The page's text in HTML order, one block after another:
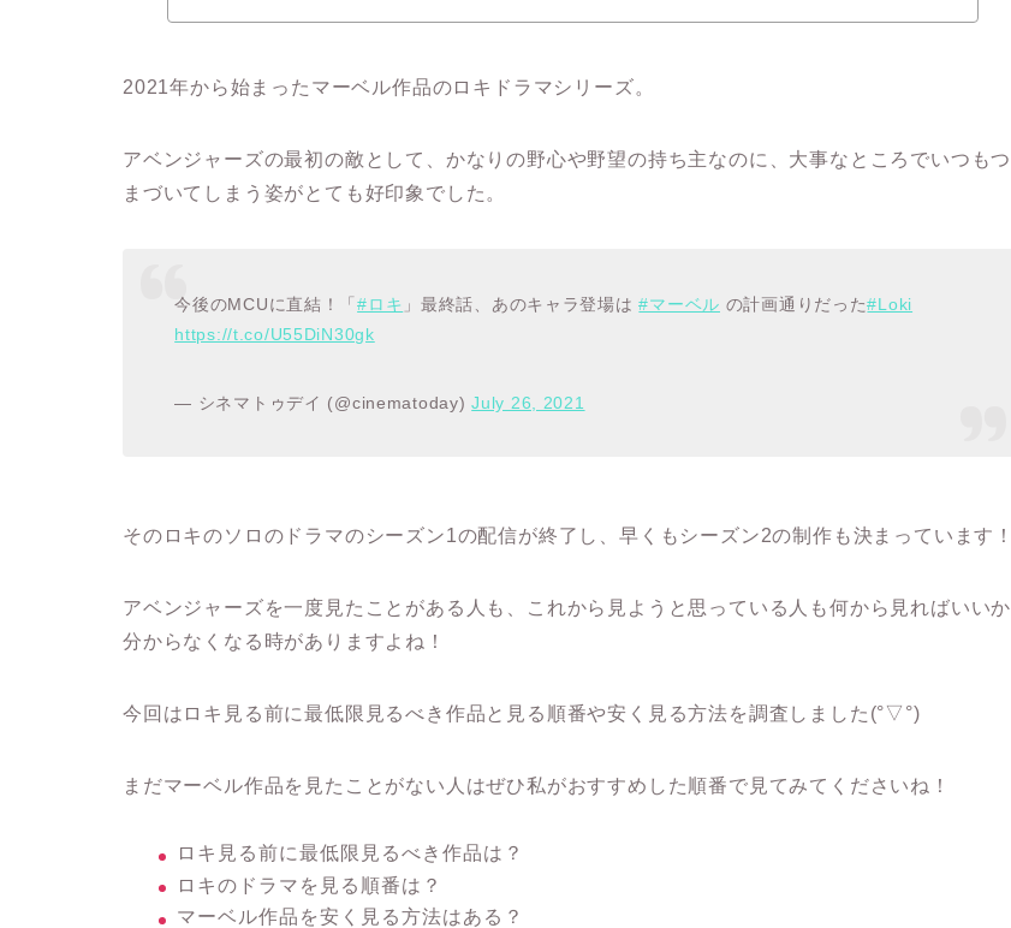
2021年から始まったマーベル作品のロキドラマシリーズ。
アベンジャーズの最初の敵として、かなりの野心や野望の持ち主なのに、大事なところでいつもつ
まづいてしまう姿がとても好印象でした。
今後のMCUに直結！「#ロキ 」最終話、あのキャラ登場は#マーベル の計画通りだった#Loki
https://t.co/U55DiN30gk
— シネマトゥデイ (@cinematoday)July 26, 2021
そのロキのソロのドラマのシーズン1の配信が終了し、早くもシーズン2の制作も決まっています！
アベンジャーズを一度見たことがある人も、これから見ようと思っている人も何から見ればいいか
分からなくなる時がありますよね！
今回はロキ見る前に最低限見るべき作品と見る順番や安く見る方法を調査しました(°▽°)
まだマーベル作品を見たことがない人はぜひ私がおすすめした順番で見てみてくださいね！
ロキ見る前に最低限見るべき作品は？
ロキのドラマを見る順番は？
マーベル作品を安く見る方法はある？